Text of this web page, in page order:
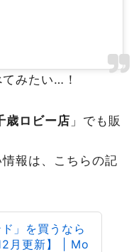
みたい…！
歳ロビー店 」でも販
報は、こちらの記
」を買うなら
月更新】 | Mo